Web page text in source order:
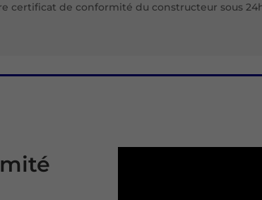
certificat de conformité du constructeur sous